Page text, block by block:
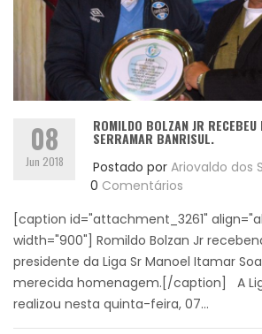
08
Jun 2018
ROMILDO BOLZAN JR RECEBEU
SERRAMAR BANRISUL.
Postado por Ariovaldo dos
0 Comentários
[caption id="attachment_3261"
width="900"] Romildo Bolzan Jr
presidente da Liga Sr Manoel Itamar
merecida homenagem.[/caption] A
realizou nesta quinta-feira, 07...